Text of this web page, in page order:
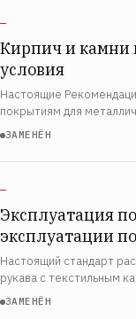
—
Кирпич и камни
условия
Настоящие
покрытиям для
пределы
ЗАМЕНЁН
—
Эксплуатация
эксплуатации
Настоящий стандарт
рукава с текстильным
на концах мягкие
ЗАМЕНЁН